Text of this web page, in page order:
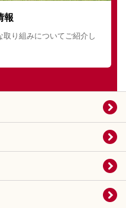
報
り組みについてご紹介し